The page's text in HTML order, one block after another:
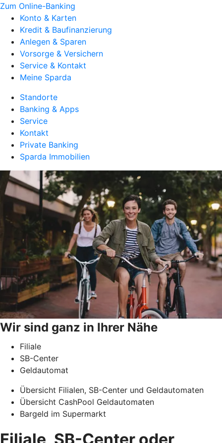
Zum Online-Banking
Konto & Karten
Kredit & Baufinanzierung
Anlegen & Sparen
Vorsorge & Versichern
Service & Kontakt
Meine Sparda
Standorte
Banking & Apps
Service
Kontakt
Private Banking
Sparda Immobilien
Wir sind ganz in Ihrer Nähe
Filiale
SB-Center
Geldautomat
Übersicht Filialen, SB-Center und Geldautomaten
Übersicht CashPool Geldautomaten
Bargeld im Supermarkt
Filiale, SB-Center oder